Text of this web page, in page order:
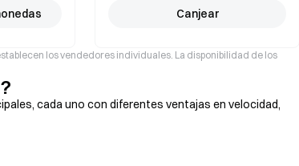
Canjear
los vendedores individuales. La disponibilidad de los
cada uno con diferentes ventajas en velocidad,